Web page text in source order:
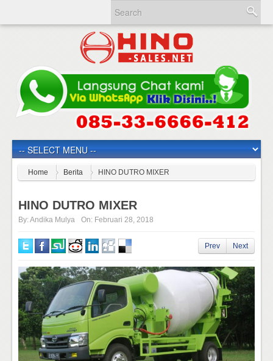
Home Berita HINO DUTRO MIXER
HINO DUTRO MIXER
By:Andika Mulya On: Februari 28, 2018
Prev Next